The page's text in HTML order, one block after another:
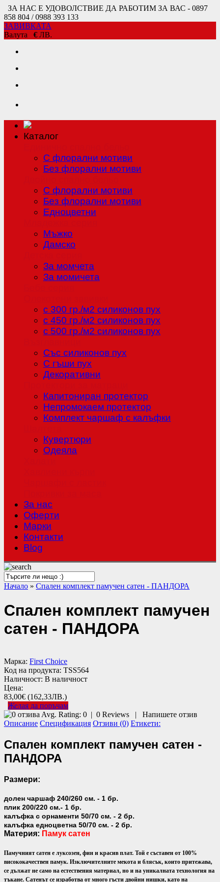
ЗА НАС Е УДОВОЛСТВИЕ ДА РАБОТИМ ЗА ВАС - 0897
858 804 / 0988 393 133
ЗАВИВКАТА
Валута € ЛВ.
Каталог
С флорални мотиви
Без флорални мотиви
С флорални мотиви
Без флорални мотиви
Едноцветни
Мъжко
Дамско
За момчета
За момичета
с 300 гр./м2 силиконов пух
с 450 гр./м2 силиконов пух
с 500 гр./м2 силиконов пух
Със силиконов пух
С гъши пух
Декоративни
Капитониран протектор
Непромокаем протектор
Комплект чаршаф с калъфки
Кувертюри
Одеяла
За нас
Оферти
Mарки
Контакти
Blog
Начало » Спален комплект памучен сатен - ПАНДОРА
Спален комплект памучен
сатен - ПАНДОРА
Марка: First Choice
Код на продукта: TSS564
Наличност: В наличност
Цена:
83,00€ (162,33ЛВ.)
Желая да поръчам
Avg. Rating: 0 | 0 Reviews | Напишете отзив
Описание Спецификация Отзиви (0) Етикети:
Спален комплект памучен сатен -
ПАНДОРА
Размери:
долен чаршаф 240/260 см. - 1 бр.
плик 200/220 см.- 1 бр.
калъфка с орнаменти 50/70 см. - 2 бр.
калъфка едноцветна 50/70 см. - 2 бр.
Материя: Памук сатен
Памучният сатен е луксозен, фин и красив плат. Той е съставен от 100%
висококачествен памук. Изключителните мекота и блясък, които притежава,
се дължат не само на естествения материал, но и на уникалната технология на
тъкане. Сатенът се изработва от много гъсти двойни нишки, като на